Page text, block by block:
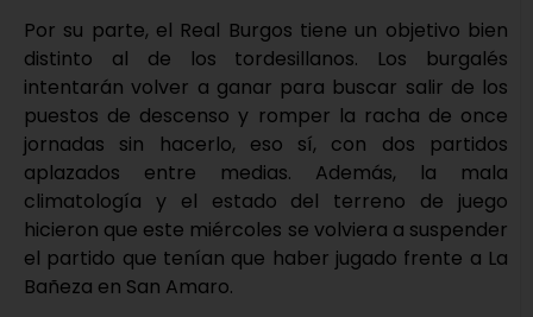
Por su parte, el Real Burgos tiene un objetivo bien
distinto al de los tordesillanos. Los burgalés
intentarán volver a ganar para buscar salir de los
puestos de descenso y romper la racha de once
jornadas sin hacerlo, eso sí, con dos partidos
aplazados entre medias. Además, la mala
climatología y el estado del terreno de juego
hicieron que este miércoles se volviera a suspender
el partido que tenían que haber jugado frente a La
Bañeza en San Amaro.